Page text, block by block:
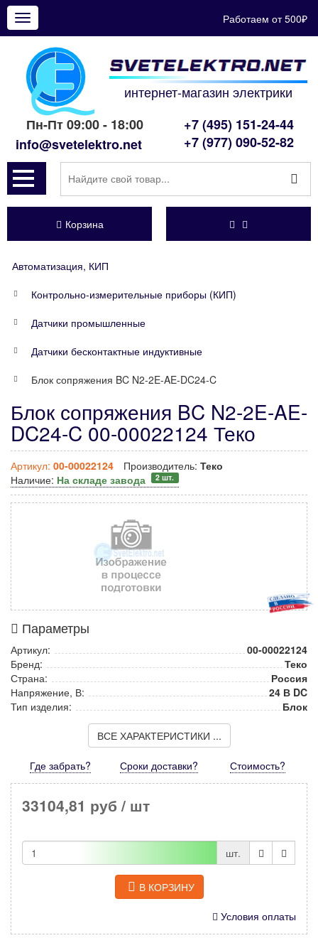
Показать
меню
Работаем от 500₽
интернет-магазин электрики
Пн-Пт 09:00 - 18:00
info@svetelektro.net
+7 (495) 151-24-44
+7 (977) 090-52-82
Корзина
Автоматизация, КИП
Контрольно-измерительные приборы (КИП)
Датчики промышленные
Датчики бесконтактные индуктивные
Блок сопряжения BC N2-2E-AE-DC24-C
Блок сопряжения BC N2-2E-AE-
DC24-C 00-00022124 Теко
Артикул: 00-00022124 Производитель: Теко
Наличие: На складе завода 2 шт.
Параметры
Артикул:
00-00022124
Бренд:
Теко
Страна:
Россия
Напряжение, В:
24 В DC
Тип изделия:
Блок
ВСЕ ХАРАКТЕРИСТИКИ ...
Где забрать? Сроки доставки? Стоимость?
33104,81 руб / шт
шт.
В КОРЗИНУ
Условия оплаты